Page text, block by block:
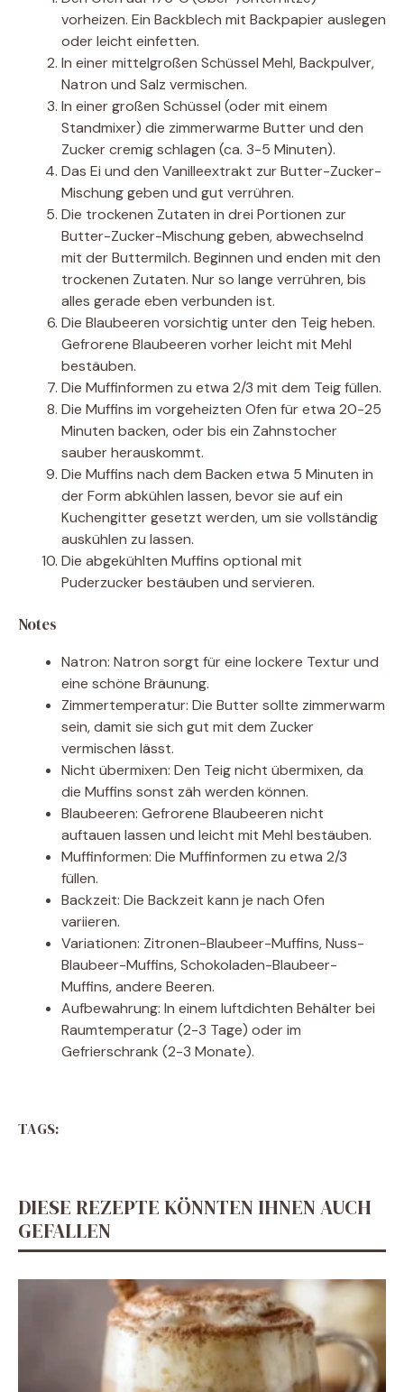
vorheizen. Ein Backblech mit Backpapier auslegen
oder leicht einfetten.
In einer mittelgroßen Schüssel Mehl, Backpulver,
Natron und Salz vermischen.
In einer großen Schüssel (oder mit einem
Standmixer) die zimmerwarme Butter und den
Zucker cremig schlagen (ca. 3-5 Minuten).
Das Ei und den Vanilleextrakt zur Butter-Zucker-
Mischung geben und gut verrühren.
Die trockenen Zutaten in drei Portionen zur
Butter-Zucker-Mischung geben, abwechselnd
mit der Buttermilch. Beginnen und enden mit den
trockenen Zutaten. Nur so lange verrühren, bis
alles gerade eben verbunden ist.
Die Blaubeeren vorsichtig unter den Teig heben.
Gefrorene Blaubeeren vorher leicht mit Mehl
bestäuben.
Die Muffinformen zu etwa 2/3 mit dem Teig füllen.
Die Muffins im vorgeheizten Ofen für etwa 20-25
Minuten backen, oder bis ein Zahnstocher
sauber herauskommt.
Die Muffins nach dem Backen etwa 5 Minuten in
der Form abkühlen lassen, bevor sie auf ein
Kuchengitter gesetzt werden, um sie vollständig
auskühlen zu lassen.
Die abgekühlten Muffins optional mit
Puderzucker bestäuben und servieren.
Notes
Natron: Natron sorgt für eine lockere Textur und
eine schöne Bräunung.
Zimmertemperatur: Die Butter sollte zimmerwarm
sein, damit sie sich gut mit dem Zucker
vermischen lässt.
Nicht übermixen: Den Teig nicht übermixen, da
die Muffins sonst zäh werden können.
Blaubeeren: Gefrorene Blaubeeren nicht
auftauen lassen und leicht mit Mehl bestäuben.
Muffinformen: Die Muffinformen zu etwa 2/3
füllen.
Backzeit: Die Backzeit kann je nach Ofen
variieren.
Variationen: Zitronen-Blaubeer-Muffins, Nuss-
Blaubeer-Muffins, Schokoladen-Blaubeer-
Muffins, andere Beeren.
Aufbewahrung: In einem luftdichten Behälter bei
Raumtemperatur (2-3 Tage) oder im
Gefrierschrank (2-3 Monate).
TAGS:
DIESE REZEPTE KÖNNTEN IHNEN AUCH
GEFALLEN